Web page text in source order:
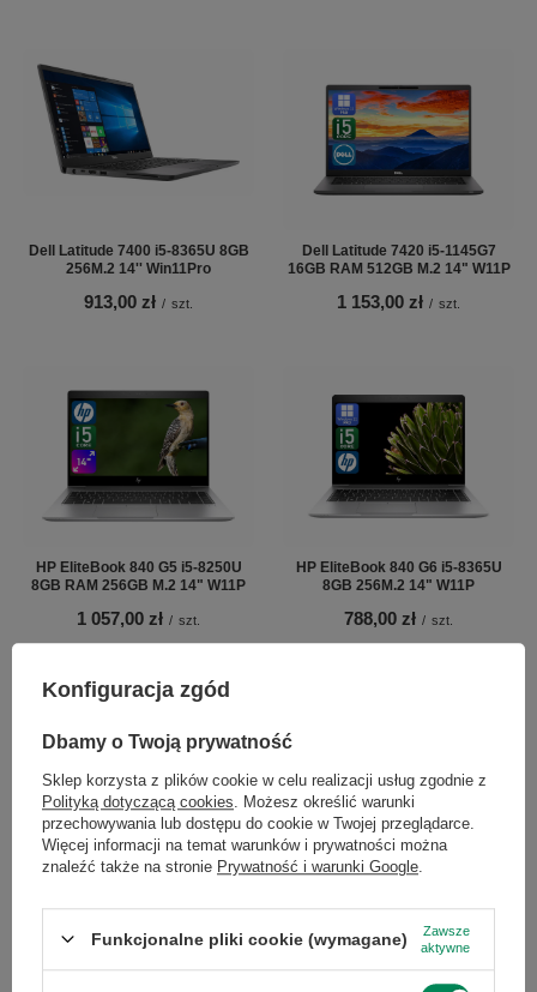
Dell Latitude 7400 i5-8365U 8GB
256M.2 14'' Win11Pro
913,00 zł / szt.
Dell Latitude 7420 i5-1145G7
16GB RAM 512GB M.2 14" W11P
1 153,00 zł / szt.
HP EliteBook 840 G5 i5-8250U
8GB RAM 256GB M.2 14" W11P
1 057,00 zł / szt.
HP EliteBook 840 G6 i5-8365U
8GB 256M.2 14" W11P
788,00 zł / szt.
1 153,00 zł / szt.
Dołącz do newslettera Green
Computers
Zgarnij jako pierwszy informacje o zniżkach i
rabatach w naszym sklepie!
...lub zadzwoń od razu, aby odebrać
przy zamówieniu telefonicznym
50 zł rabatu!
Konfiguracja zgód
Dbamy o Twoją prywatność
Sklep korzysta z plików cookie w celu realizacji usług zgodnie z
Polityką dotyczącą cookies . Możesz określić warunki
przechowywania lub dostępu do cookie w Twojej przeglądarce.
Więcej informacji na temat warunków i prywatności można
znaleźć także na stronie Prywatność i warunki Google
Funkcjonalne pliki cookie (wymagane)
Zawsze
aktywne